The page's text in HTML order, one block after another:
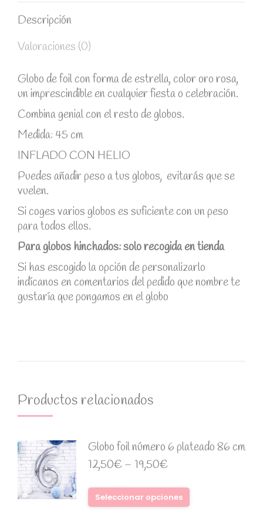
Descripción
Valoraciones (0)
Globo de foil con forma de estrella, color oro rosa,
un imprescindible en cualquier fiesta o celebración.
Combina genial con el resto de globos.
Medida: 45 cm
INFLADO CON HELIO
Puedes añadir peso a tus globos, evitarás que se
vuelen.
Si coges varios globos es suficiente con un peso
para todos ellos.
Para globos hinchados: solo recogida en tienda
Si has escogido la opción de personalizarlo
indícanos en comentarios del pedido que nombre te
gustaría que pongamos en el globo
Productos relacionados
Globo foil número 6 plateado 86 cm
12,50€– 19,50€
Seleccionar opciones